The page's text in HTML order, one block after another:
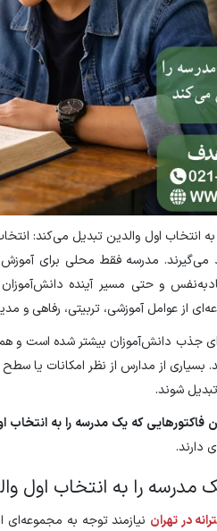
انتخاب اول والدین تبدیل می‌کند:
می‌گیرند. مدرسه فقط محلی برای
و حتی مسیر آینده
از عوامل آموزشی، تربیتی، رفاهی و
جذب دانش‌آموزان بیشتر شده است و
بسیاری از مدارس از نظر امکانات یا
تبدیل شوند.
فاکتورهایی که یک مدرسه را به
دارند.
مدرسه را به انتخاب اول
در تهران نیازمند توجه به